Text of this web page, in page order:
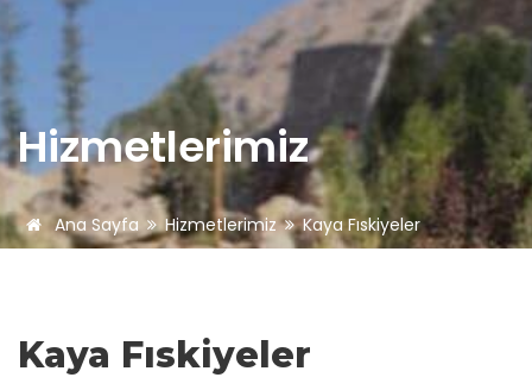
Hizmetlerimiz
Ana Sayfa Hizmetlerimiz Kaya Fıskiyeler
Kaya Fıskiyeler